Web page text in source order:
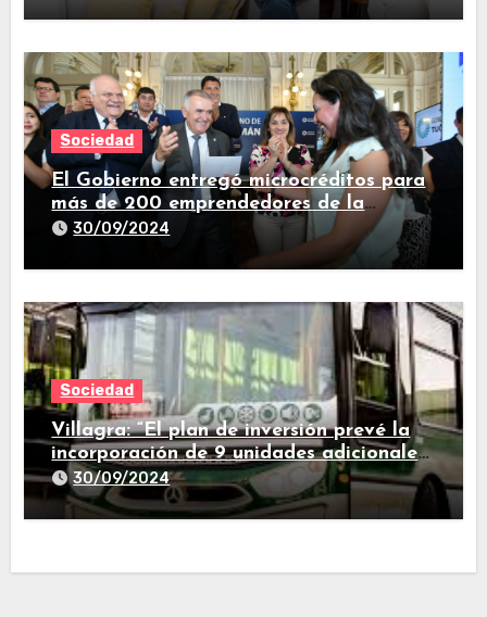
Sociedad
El Gobierno entregó microcréditos para
más de 200 emprendedores de la
provincia
30/09/2024
Sociedad
Villagra: “El plan de inversión prevé la
incorporación de 9 unidades adicionales
para 2025″
30/09/2024